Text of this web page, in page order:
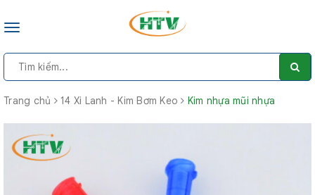
Toggle
Trang chủ 14 Xi Lanh - Kim Bơm Keo Kim nhựa mũi nhựa